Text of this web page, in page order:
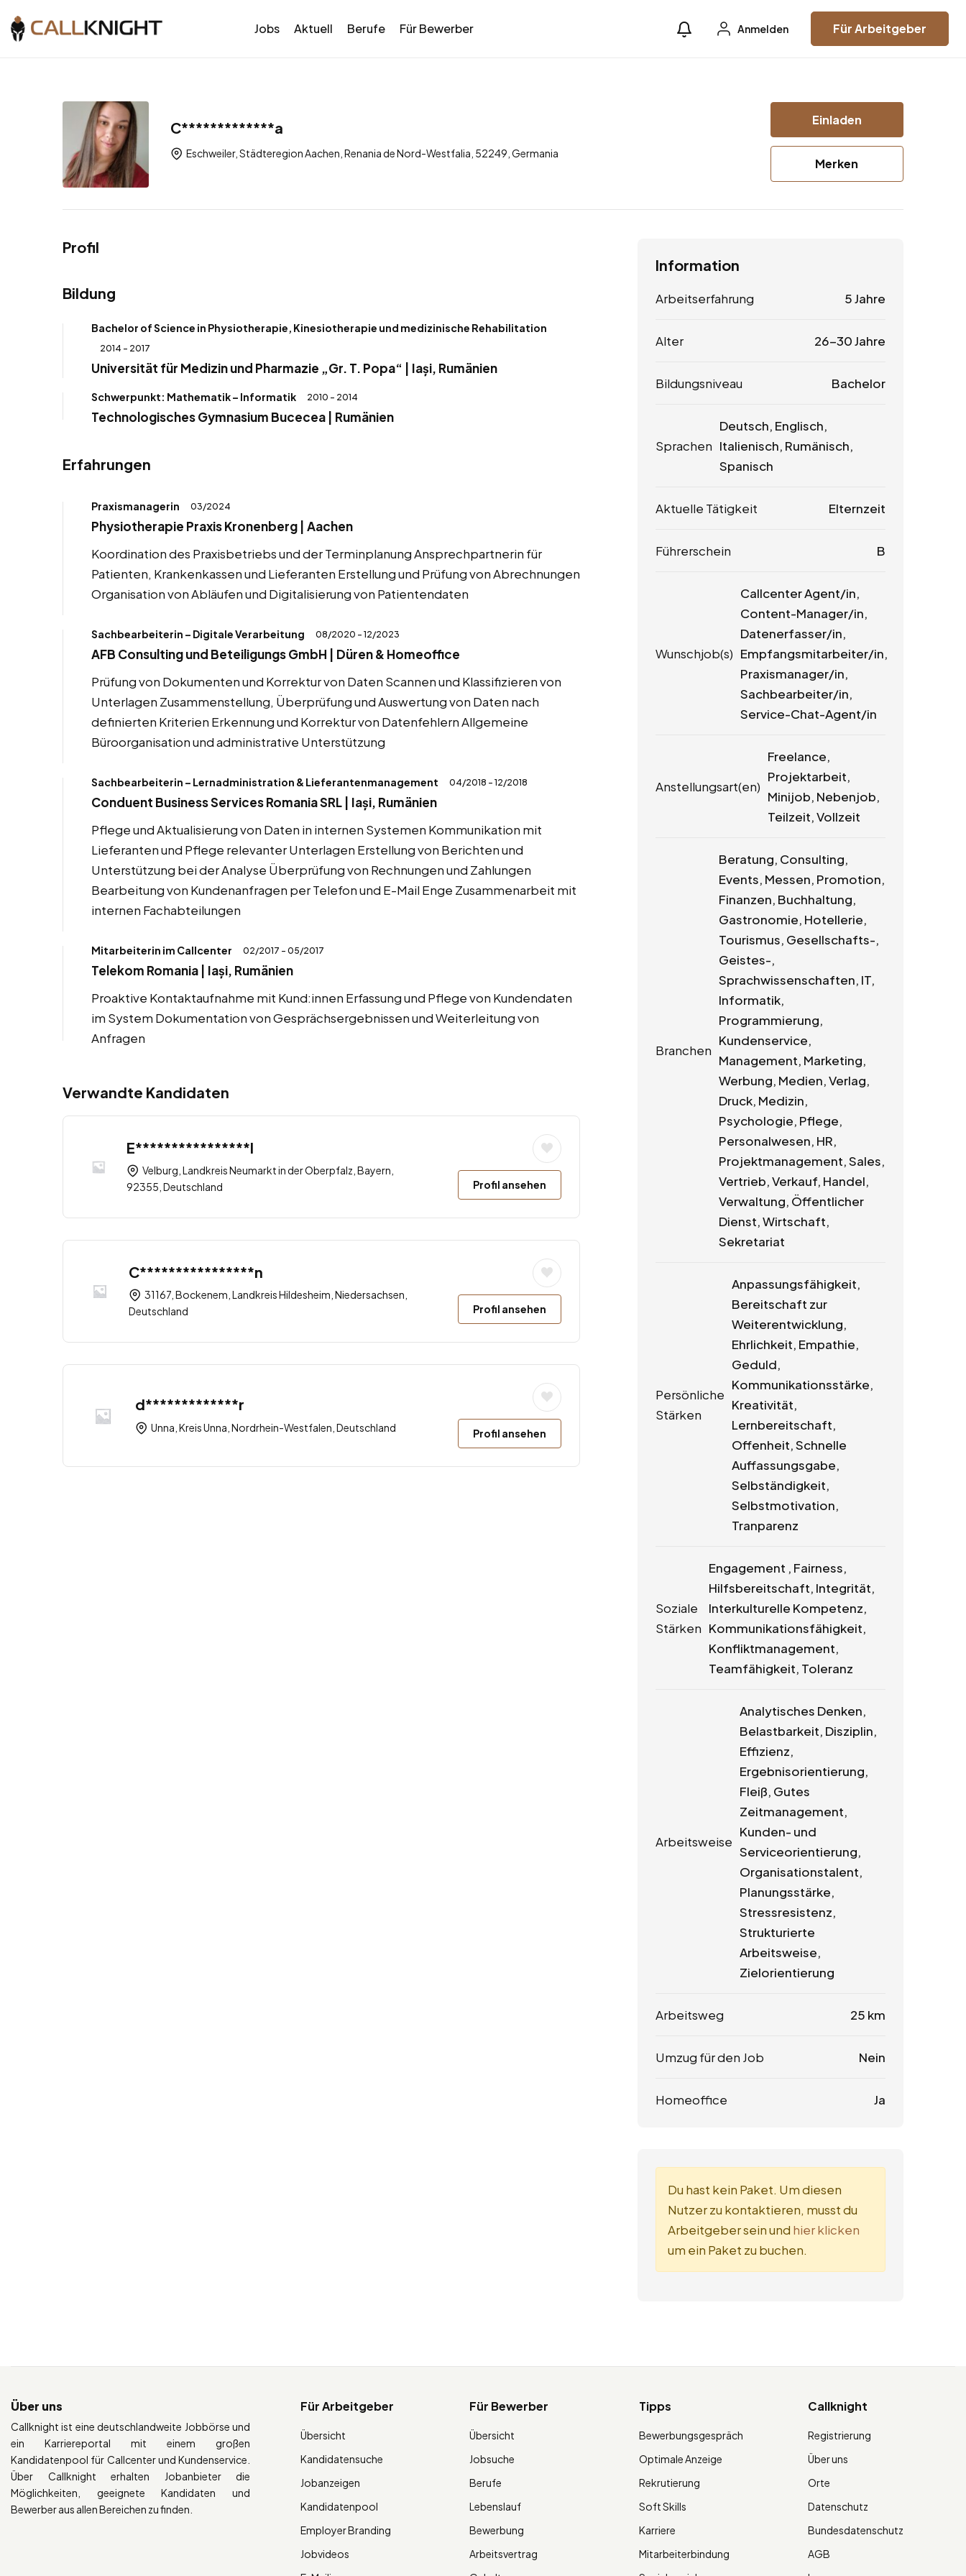
Jobs Aktuell Berufe Für Bewerber Anmelden Für Arbeitgeber
C*************a
Eschweiler, Städteregion Aachen, Renania de Nord-Westfalia, 52249, Germania
Einladen
Merken
Profil
Bildung
Bachelor of Science in Physiotherapie, Kinesiotherapie und medizinische Rehabilitation
2014 – 2017
Universität für Medizin und Pharmazie „Gr. T. Popa“ | Iași, Rumänien
Schwerpunkt: Mathematik – Informatik 2010 - 2014
Technologisches Gymnasium Bucecea | Rumänien
Erfahrungen
Praxismanagerin 03/2024
Physiotherapie Praxis Kronenberg | Aachen
Koordination des Praxisbetriebs und der Terminplanung Ansprechpartnerin für
Patienten, Krankenkassen und Lieferanten Erstellung und Prüfung von Abrechnungen
Organisation von Abläufen und Digitalisierung von Patientendaten
Sachbearbeiterin – Digitale Verarbeitung 08/2020 - 12/2023
AFB Consulting und Beteiligungs GmbH | Düren & Homeoffice
Prüfung von Dokumenten und Korrektur von Daten Scannen und Klassifizieren von
Unterlagen Zusammenstellung, Überprüfung und Auswertung von Daten nach
definierten Kriterien Erkennung und Korrektur von Datenfehlern Allgemeine
Büroorganisation und administrative Unterstützung
Sachbearbeiterin – Lernadministration & Lieferantenmanagement 04/2018 - 12/2018
Conduent Business Services Romania SRL | Iași, Rumänien
Pflege und Aktualisierung von Daten in internen Systemen Kommunikation mit
Lieferanten und Pflege relevanter Unterlagen Erstellung von Berichten und
Unterstützung bei der Analyse Überprüfung von Rechnungen und Zahlungen
Bearbeitung von Kundenanfragen per Telefon und E-Mail Enge Zusammenarbeit mit
internen Fachabteilungen
Mitarbeiterin im Callcenter 02/2017 - 05/2017
Telekom Romania | Iași, Rumänien
Proaktive Kontaktaufnahme mit Kund:innen Erfassung und Pflege von Kundendaten
im System Dokumentation von Gesprächsergebnissen und Weiterleitung von
Anfragen
Verwandte Kandidaten
E****************l
Velburg, Landkreis Neumarkt in der Oberpfalz, Bayern,
92355, Deutschland
Profil ansehen
C****************n
31167, Bockenem, Landkreis Hildesheim, Niedersachsen,
Deutschland
Profil ansehen
d*************r
Unna, Kreis Unna, Nordrhein-Westfalen, Deutschland Profil ansehen
Information
Arbeitserfahrung 5 Jahre
Alter 26-30 Jahre
Bildungsniveau Bachelor
Sprachen
Deutsch, Englisch,
Italienisch, Rumänisch,
Spanisch
Aktuelle Tätigkeit Elternzeit
Führerschein B
Wunschjob(s)
Callcenter Agent/in,
Content-Manager/in,
Datenerfasser/in,
Empfangsmitarbeiter/in,
Praxismanager/in,
Sachbearbeiter/in,
Service-Chat-Agent/in
Anstellungsart(en)
Freelance,
Projektarbeit,
Minijob, Nebenjob,
Teilzeit, Vollzeit
Branchen
Beratung, Consulting,
Events, Messen, Promotion,
Finanzen, Buchhaltung,
Gastronomie, Hotellerie,
Tourismus, Gesellschafts-,
Geistes-,
Sprachwissenschaften, IT,
Informatik,
Programmierung,
Kundenservice,
Management, Marketing,
Werbung, Medien, Verlag,
Druck, Medizin,
Psychologie, Pflege,
Personalwesen, HR,
Projektmanagement, Sales,
Vertrieb, Verkauf, Handel,
Verwaltung, Öffentlicher
Dienst, Wirtschaft,
Sekretariat
Persönliche
Stärken
Anpassungsfähigkeit,
Bereitschaft zur
Weiterentwicklung,
Ehrlichkeit, Empathie,
Geduld,
Kommunikationsstärke,
Kreativität,
Lernbereitschaft,
Offenheit, Schnelle
Auffassungsgabe,
Selbständigkeit,
Selbstmotivation,
Tranparenz
Soziale
Stärken
Engagement , Fairness,
Hilfsbereitschaft, Integrität,
Interkulturelle Kompetenz,
Kommunikationsfähigkeit,
Konfliktmanagement,
Teamfähigkeit, Toleranz
Arbeitsweise
Analytisches Denken,
Belastbarkeit, Disziplin,
Effizienz,
Ergebnisorientierung,
Fleiß, Gutes
Zeitmanagement,
Kunden- und
Serviceorientierung,
Organisationstalent,
Planungsstärke,
Stressresistenz,
Strukturierte
Arbeitsweise,
Zielorientierung
Arbeitsweg 25 km
Umzug für den Job Nein
Homeoffice Ja
Du hast kein Paket. Um diesen
Nutzer zu kontaktieren, musst du
Arbeitgeber sein und hier klicken
um ein Paket zu buchen.
Über uns
Callknight ist eine deutschlandweite Jobbörse und
ein Karriereportal mit einem großen
Kandidatenpool für Callcenter und Kundenservice.
Über Callknight erhalten Jobanbieter die
Möglichkeiten, geeignete Kandidaten und
Bewerber aus allen Bereichen zu finden.
Für Arbeitgeber
Übersicht
Kandidatensuche
Jobanzeigen
Kandidatenpool
Employer Branding
Jobvideos
Für Bewerber
Übersicht
Jobsuche
Berufe
Lebenslauf
Bewerbung
Arbeitsvertrag
Tipps
Bewerbungsgespräch
Optimale Anzeige
Rekrutierung
Soft Skills
Karriere
Mitarbeiterbindung
Callknight
Registrierung
Über uns
Orte
Datenschutz
Bundesdatenschutz
AGB